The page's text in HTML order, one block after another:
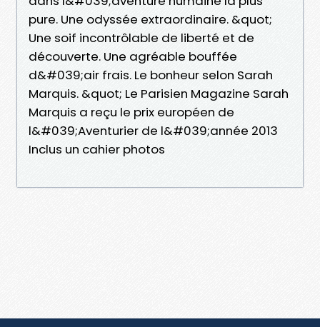
pure. Une odyssée extraordinaire. &quot;
Une soif incontrôlable de liberté et de
découverte. Une agréable bouffée
d&#039;air frais. Le bonheur selon Sarah
Marquis. &quot; Le Parisien Magazine Sarah
Marquis a reçu le prix européen de
l&#039;Aventurier de l&#039;année 2013
Inclus un cahier photos